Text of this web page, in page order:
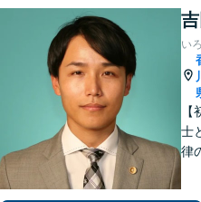
い
士
律